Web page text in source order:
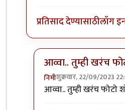
प्रतिसाद देण्यासाठीलॉग
आव्वा.. तुम्ही खरंच
निमीशुक्रवार, 22/09/2023
In reply toकोणाचा?
आव्वा.. तुम्ही खरंच फोटो